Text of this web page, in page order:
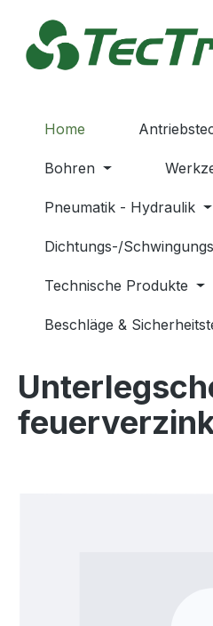
Hauptinhalt springen
Zur Suche springen
Zur Hauptnavigation
Home
Bohren
Pneumatik - Hydraulik
Dichtungs-/
Technische Produkte
Beschläge &